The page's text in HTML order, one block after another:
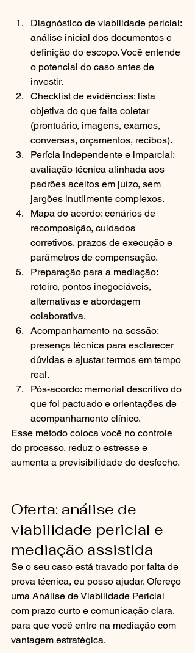
Diagnóstico de viabilidade pericial:
análise inicial dos documentos e
definição do escopo. Você entende
o potencial do caso antes de
investir.
Checklist de evidências: lista
objetiva do que falta coletar
(prontuário, imagens, exames,
conversas, orçamentos, recibos).
Perícia independente e imparcial:
avaliação técnica alinhada aos
padrões aceitos em juízo, sem
jargões inutilmente complexos.
Mapa do acordo: cenários de
recomposição, cuidados
corretivos, prazos de execução e
parâmetros de compensação.
Preparação para a mediação:
roteiro, pontos inegociáveis,
alternativas e abordagem
colaborativa.
Acompanhamento na sessão:
presença técnica para esclarecer
dúvidas e ajustar termos em tempo
real.
Pós-acordo: memorial descritivo do
que foi pactuado e orientações de
acompanhamento clínico.
Esse método coloca você no controle
do processo, reduz o estresse e
aumenta a previsibilidade do desfecho.
Oferta: análise de
viabilidade pericial e
mediação assistida
Se o seu caso está travado por falta de
prova técnica, eu posso ajudar. Ofereço
uma Análise de Viabilidade Pericial
com prazo curto e comunicação clara,
para que você entre na mediação com
vantagem estratégica.